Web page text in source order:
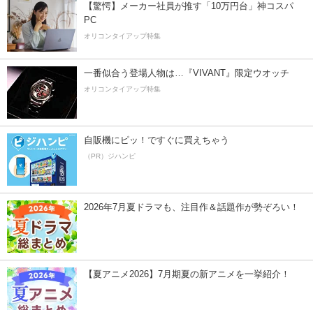
【驚愕】メーカー社員が推す「10万円台」神コスパ
PC
オリコンタイアップ特集
一番似合う登場人物は…『VIVANT』限定ウオッチ
オリコンタイアップ特集
自販機にピッ！ですぐに買えちゃう
（PR）ジハンピ
2026年7月夏ドラマも、注目作＆話題作が勢ぞろい！
【夏アニメ2026】7月期夏の新アニメを一挙紹介！